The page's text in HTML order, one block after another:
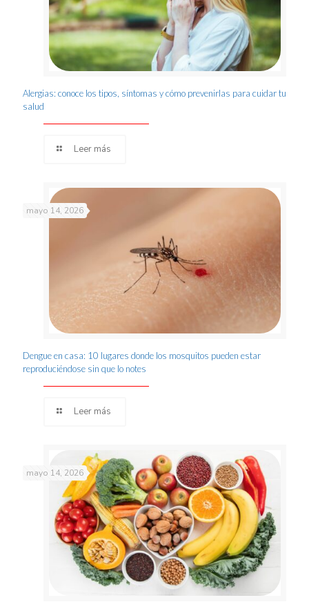
Alergias: conoce los tipos, síntomas y cómo prevenirlas para cuidar tu
salud
Leer más
mayo 14, 2026
Dengue en casa: 10 lugares donde los mosquitos pueden estar
reproduciéndose sin que lo notes
Leer más
mayo 14, 2026